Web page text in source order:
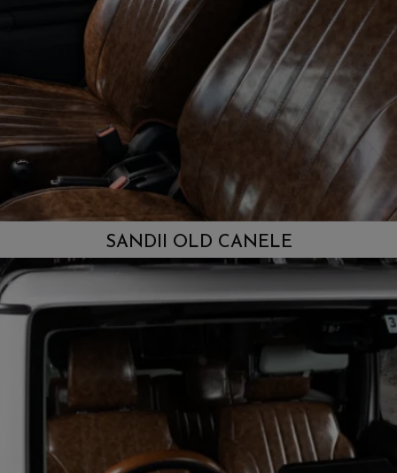
SANDII OLD CANELE